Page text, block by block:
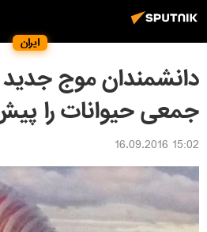
ایران
دانشمندان موج
جمعی حیوانات را
15:02 16.09.2016